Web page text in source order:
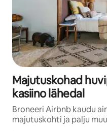
Majutuskohad
kasiino lähedal
Broneeri Airbnb kaudu
majutuskohti ja palju